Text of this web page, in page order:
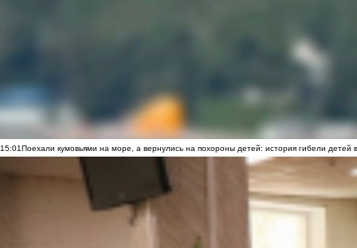
15:01Поехали кумовьями на море, а вернулись на похороны детей: история гибели детей